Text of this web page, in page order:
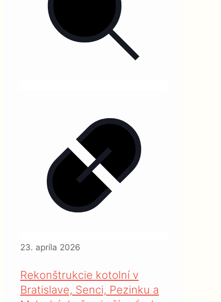
23. apríla 2026
Rekonštrukcie kotolní v
Bratislave, Senci, Pezinku a